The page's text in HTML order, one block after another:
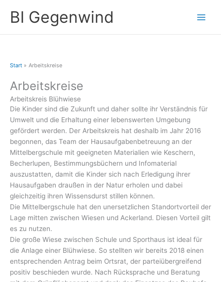
InhaltBI Gegenwind
Start Arbeitskreise
Arbeitskreise
Arbeitskreis Blühwiese
Die Kinder sind die Zukunft und daher sollte ihr Verständnis für
Umwelt und die Erhaltung einer lebenswerten Umgebung
gefördert werden. Der Arbeitskreis hat deshalb im Jahr 2016
begonnen, das Team der Hausaufgabenbetreuung an der
Mittelbergschule mit geeigneten Materialien wie Keschern,
Becherlupen, Bestimmungsbüchern und Infomaterial
auszustatten, damit die Kinder sich nach Erledigung ihrer
Hausaufgaben draußen in der Natur erholen und dabei
gleichzeitig ihren Wissensdurst stillen können.
Die Mittelbergschule hat den unersetzlichen Standortvorteil der
Lage mitten zwischen Wiesen und Ackerland. Diesen Vorteil gilt
es zu nutzen.
Die große Wiese zwischen Schule und Sporthaus ist ideal für
die Anlage einer Blühwiese. So stellten wir bereits 2018 einen
entsprechenden Antrag beim Ortsrat, der parteiübergreifend
positiv beschieden wurde. Nach Rücksprache und Beratung
c